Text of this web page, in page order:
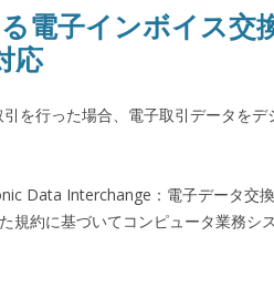
電子インボイス交
応
を行った場合、電子取引データをデ
Data Interchange：電子データ交
規約に基づいてコンピュータ業務シ